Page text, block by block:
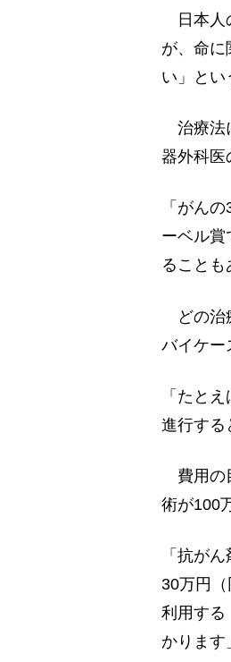
日本人
が、命に
い」とい
治療法
器外科医
「がん
ーベル賞
ることも
どの治
バイケー
「たと
進行する
費用の
術が100
「抗が
30万円
利用する
かります